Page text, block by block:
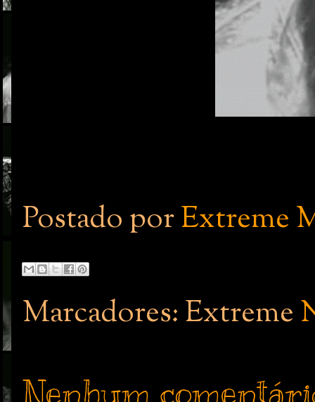
Postado porExtreme
Marcadores: Extreme
Nenhum